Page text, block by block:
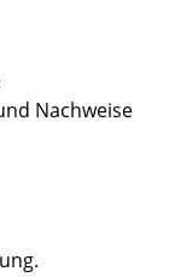
Nachweise